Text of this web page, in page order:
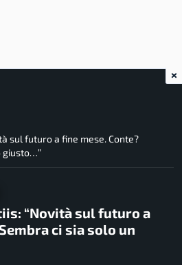
sul futuro a fine mese. Conte?
giusto…”
“Novità sul futuro a
ci sia solo un
×